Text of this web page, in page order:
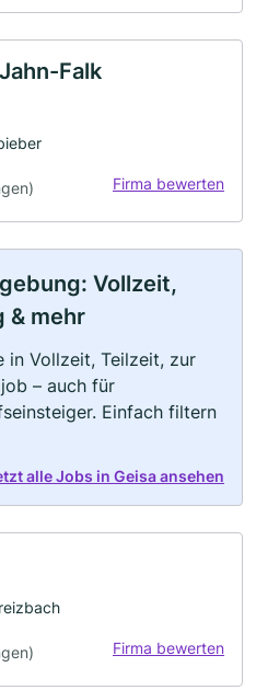
Falk
Firma bewerten
Vollzeit,
& mehr
in Vollzeit, Teilzeit, zur
– auch für
Einfach filtern
alle Jobs in Geisa ansehen
Firma bewerten